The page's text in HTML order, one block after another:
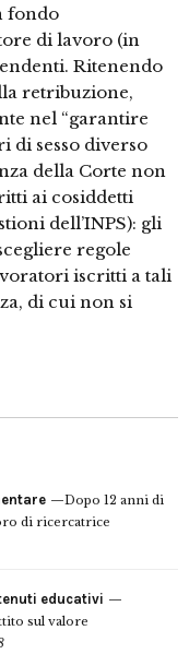
fondo
di lavoro (in
Ritenendo
retribuzione,
nel “garantire
di sesso diverso
della Corte non
ai cosiddetti
dell’INPS): gli
regole
iscritti a tali
di cui non si
Dopo 12 anni di
di ricercatrice
educativi
sul valore